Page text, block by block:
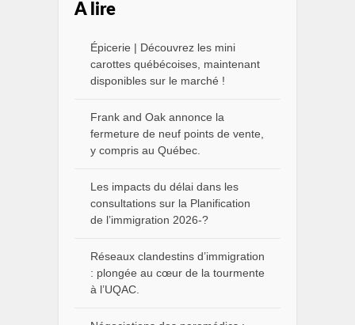
A lire
Épicerie | Découvrez les mini
carottes québécoises, maintenant
disponibles sur le marché !
Frank and Oak annonce la
fermeture de neuf points de vente,
y compris au Québec.
Les impacts du délai dans les
consultations sur la Planification
de l’immigration 2026-?
Réseaux clandestins d’immigration
: plongée au cœur de la tourmente
à l’UQAC.